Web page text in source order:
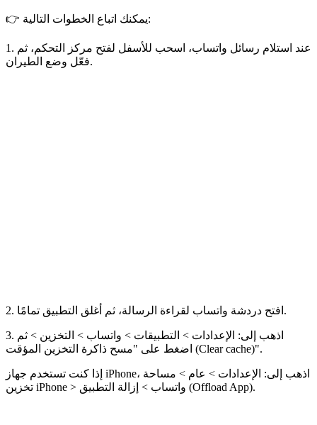
👉 يمكنك اتباع الخطوات التالية:
1. عند استلام رسائل واتساب، اسحب للأسفل لفتح مركز التحكم، ثم
فعّل وضع الطيران.
2. افتح دردشة واتساب لقراءة الرسالة، ثم أغلق التطبيق تمامًا.
3. اذهب إلى: الإعدادات > التطبيقات > واتساب > التخزين > ثم
اضغط على "مسح ذاكرة التخزين المؤقت (Clear cache)".
إذا كنت تستخدم جهاز iPhone، اذهب إلى: الإعدادات > عام > مساحة
تخزين iPhone > واتساب > إزالة التطبيق (Offload App).